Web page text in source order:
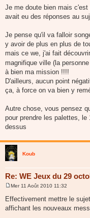
s
s
e
Je me doute bien mais
avait eu des réponses au
Je pense qu'il va falloir
y avoir de plus en plus de
mais ce we, j'ai fait
magnifique ville (la
à bien ma mission !!!!
D'ailleurs, aucun point
ça, à force on va bien y
Autre chose, vous pensez
pour prendre les palettes, le
dessus
Koub
Re: WE Jeux du 29
e
s
s
Mer 11 Août 2010 11:32
Effectivement mettre le
affichant les nouveaux